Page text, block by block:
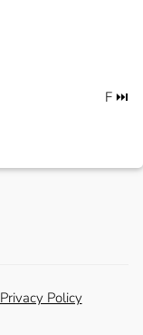
F ⏭️
Privacy Policy